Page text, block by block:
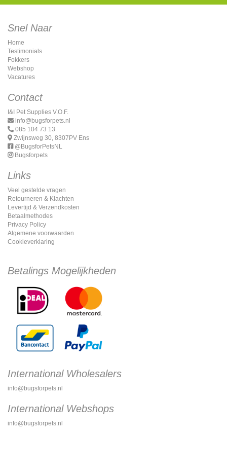
Snel Naar
Home
Testimonials
Fokkers
Webshop
Vacatures
Contact
I&I Pet Supplies V.O.F.
info@bugsforpets.nl
085 104 73 13
Zwijnsweg 30, 8307PV Ens
@BugsforPetsNL
Bugsforpets
Links
Veel gestelde vragen
Retourneren & Klachten
Levertijd & Verzendkosten
Betaalmethodes
Privacy Policy
Algemene voorwaarden
Cookieverklaring
Betalings Mogelijkheden
International Wholesalers
info@bugsforpets.nl
International Webshops
info@bugsforpets.nl